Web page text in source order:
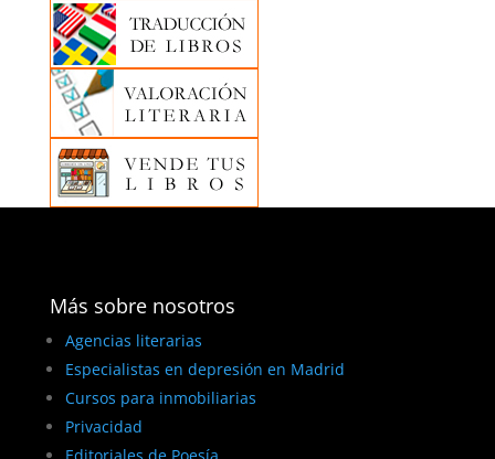
Más sobre nosotros
Agencias literarias
Especialistas en depresión en Madrid
Cursos para inmobiliarias
Privacidad